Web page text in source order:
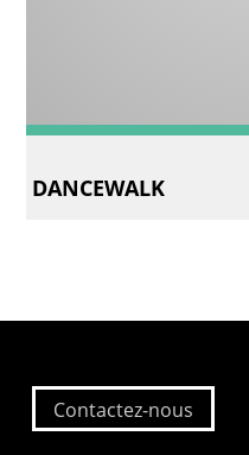
DANCEWALK
Contactez-nous